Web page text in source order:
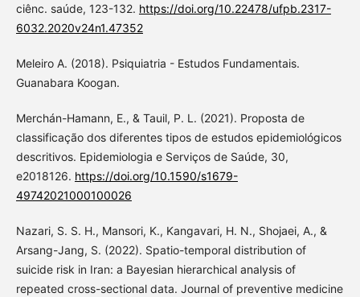
ciênc. saúde, 123-132. https://doi.org/10.22478/ufpb.2317-
6032.2020v24n1.47352
Meleiro A. (2018). Psiquiatria - Estudos Fundamentais.
Guanabara Koogan.
Merchán-Hamann, E., & Tauil, P. L. (2021). Proposta de
classificação dos diferentes tipos de estudos epidemiológicos
descritivos. Epidemiologia e Serviços de Saúde, 30,
e2018126. https://doi.org/10.1590/s1679-
49742021000100026
Nazari, S. S. H., Mansori, K., Kangavari, H. N., Shojaei, A., &
Arsang-Jang, S. (2022). Spatio-temporal distribution of
suicide risk in Iran: a Bayesian hierarchical analysis of
repeated cross-sectional data. Journal of preventive medicine